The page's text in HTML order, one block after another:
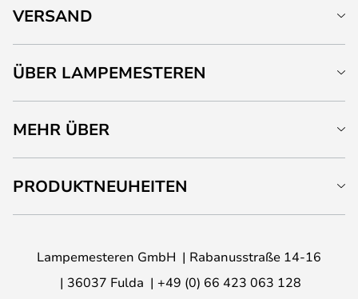
VERSAND
ÜBER LAMPEMESTEREN
MEHR ÜBER
PRODUKTNEUHEITEN
Lampemesteren GmbH
Rabanusstraße 14-16
36037 Fulda
+49 (0) 66 423 063 128